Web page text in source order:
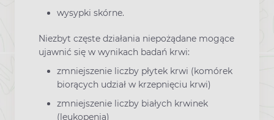
wysypki skórne.
Niezbyt częste działania niepożądane mogące
ujawnić się w wynikach badań krwi:
zmniejszenie liczby płytek krwi (komórek
biorących udział w krzepnięciu krwi)
zmniejszenie liczby białych krwinek
(leukopenia)